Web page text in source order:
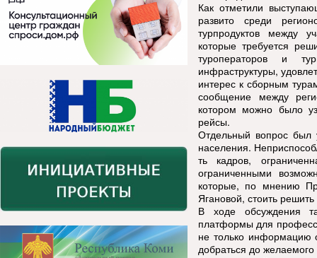
Как отметили
развито среди
турпродуктов между
которые требуется
туроператоров и
инфраструктуры,
интерес к сборным
сообщение между
котором можно было
рейсы.
Отдельный вопрос был
населения.
ть кадров,
ограниченными
которые, по мнению
Ягановой, стоить
В ходе обсуждения
платформы для
не только информацию
добраться до